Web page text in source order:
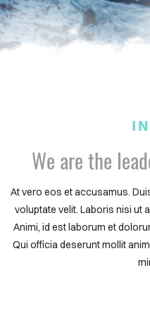
We are the
At vero eos et accusamus.
voluptate velit. Laboris nisi ut
Animi, id est laborum et
Qui officia deserunt mollit